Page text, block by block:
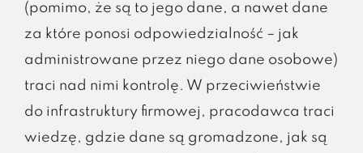
(pomimo, że są to jego dane, a nawet dane
za które ponosi odpowiedzialność – jak
administrowane przez niego dane osobowe)
traci nad nimi kontrolę. W przeciwieństwie
do infrastruktury firmowej, pracodawca traci
wiedzę, gdzie dane są gromadzone, jak są